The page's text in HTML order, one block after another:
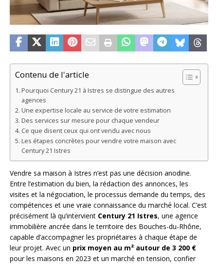
Contenu de l'article
Pourquoi Century 21 à Istres se distingue des autres
agences
Une expertise locale au service de votre estimation
Des services sur mesure pour chaque vendeur
Ce que disent ceux qui ont vendu avec nous
Les étapes concrètes pour vendre votre maison avec
Century 21 Istres
Vendre sa maison à Istres n’est pas une décision anodine.
Entre l’estimation du bien, la rédaction des annonces, les
visites et la négociation, le processus demande du temps, des
compétences et une vraie connaissance du marché local. C’est
précisément là qu’intervient Century 21 Istres, une agence
immobilière ancrée dans le territoire des Bouches-du-Rhône,
capable d’accompagner les propriétaires à chaque étape de
leur projet. Avec un prix moyen au m² autour de 3 200 €
pour les maisons en 2023 et un marché en tension, confier